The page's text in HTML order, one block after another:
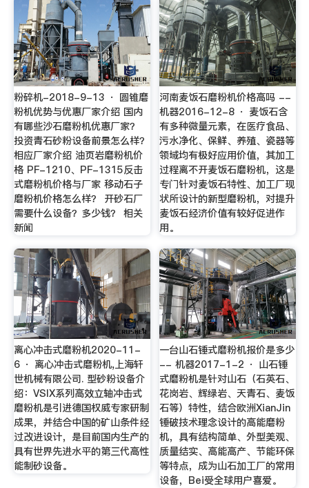
粉碎机-2018-9-13 · 圆锥磨
粉机优势与优惠厂家介绍 国内
有哪些沙石磨粉机优惠厂家？
投资青石砂粉设备前景怎么样？
相应厂家介绍 油页岩磨粉机价
格 PF-1210、PF-1315反击
式磨粉机价格与厂家 移动石子
磨粉机价格怎么样？ 开砂石厂
需要什么设备？多少钱？ 相关
新闻
河南麦饭石磨粉机价格高吗 --
机器2016-12-8 · 麦饭石含
有多种微量元素，在医疗食品、
污水净化、保鲜、养殖、瓷器等
领域均有极好应用价值，其加工
过程离不开麦饭石磨粉机，这是
专门针对麦饭石特性、加工厂现
状所设计的新型磨粉机，对提升
麦饭石经济价值有较好促进作
用。
离心冲击式磨粉机2020-11-
6 · 离心冲击式磨粉机,上海轩
世机械有限公司. 型砂粉设备介
绍：VSIX系列高效立轴冲击式
磨粉机是引进德国权威专家研制
成果，并结合中国的矿山条件经
过改进设计，是目前国内生产的
具有世界先进水平的第三代高性
能制砂设备。
一台山石锤式磨粉机报价是多少
-- 机器2017-1-2 · 山石锤
式磨粉机是针对山石（石英石、
花岗岩、辉绿岩、天青石、麦饭
石等）特性，结合欧洲XianJin
锤破技术理念设计的高能磨粉
机，具有结构简单、外型美观、
质量结实、高能高产、节能环保
等特点，成为山石加工厂的常用
设备，Bei受全球用户喜爱。